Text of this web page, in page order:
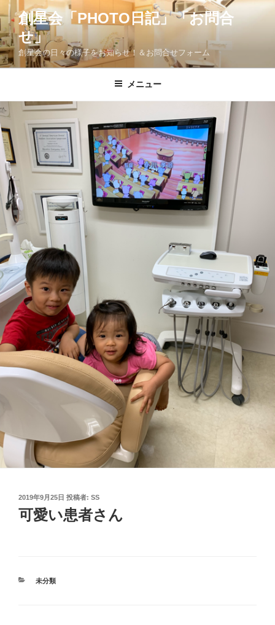
ン
テ
ン
ツ
キ
ッ
プ
創星会「PHOTO日記」「お問合
せ」
創星会の日々の様子をお知らせ！＆お問合せフォーム
メニュー
投
稿
日:
2019年9月25日 投稿者: SS
可愛い患者さん
カ
未分類